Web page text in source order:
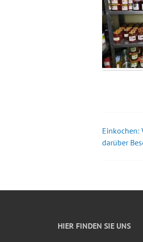
Einkochen:
darüber
HIER FINDEN SIE UNS